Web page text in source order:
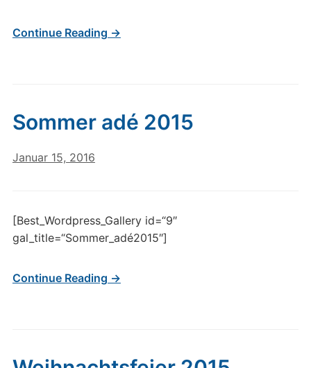
Continue Reading →
Sommer adé 2015
Januar 15, 2016
[Best_Wordpress_Gallery id=“9″
gal_title=“Sommer_adé2015″]
Continue Reading →